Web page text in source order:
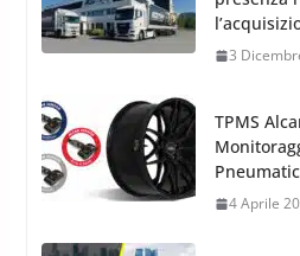
4 Aprile
Cerchi in
MAK 2019
16